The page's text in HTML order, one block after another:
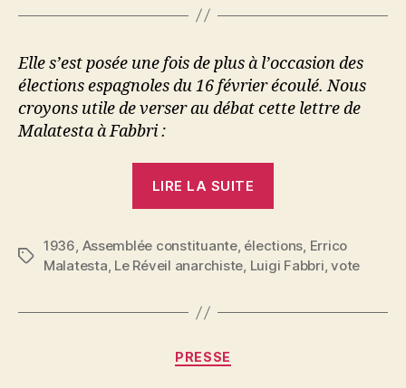
vote
Elle s’est posée une fois de ­plus à l’occasion des
élections espagnoles du 16 février écoulé. Nous
croyons utile de verser au débat cette lettre de
Malatesta à Fabbri :
LIRE LA SUITE
La
question
Étiquettes
1936, Assemblée constituante, élections, Errico
Malatesta, Le Réveil anarchiste, Luigi Fabbri,vote
Catégories
PRESSE